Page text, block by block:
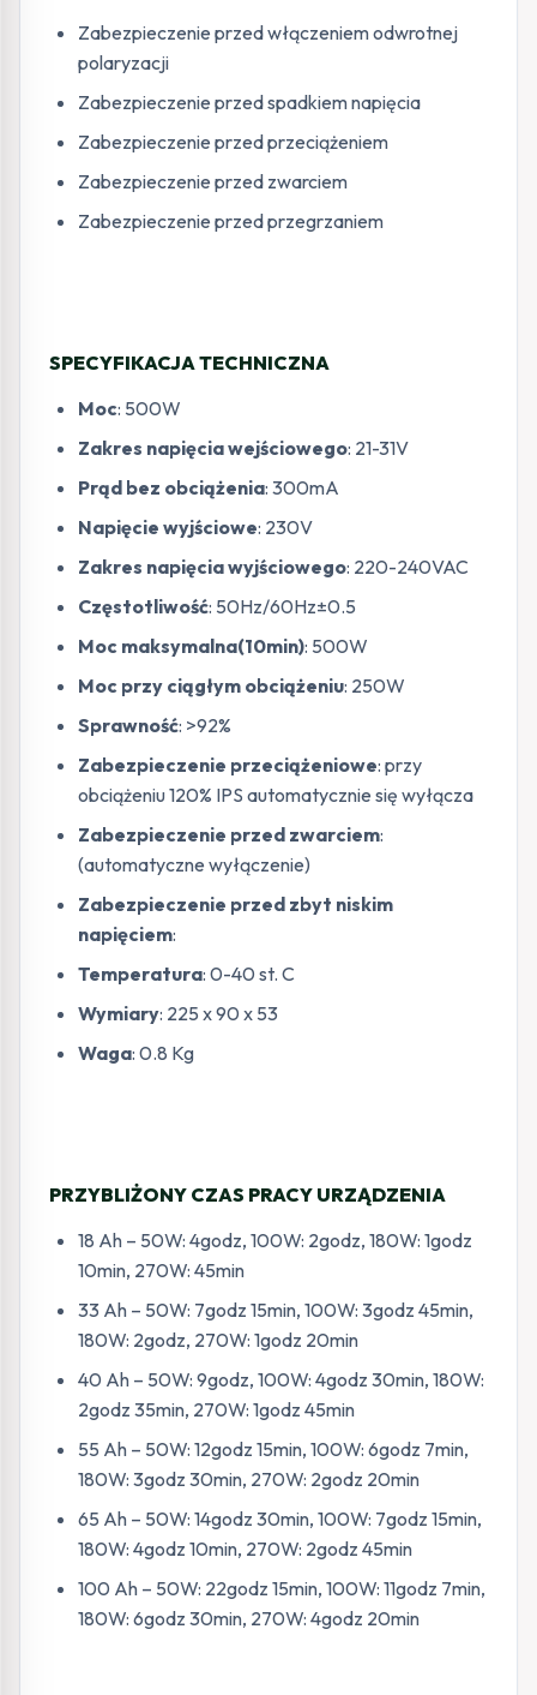
Zabezpieczenie przed włączeniem odwrotnej
polaryzacji
Zabezpieczenie przed spadkiem napięcia
Zabezpieczenie przed przeciążeniem
Zabezpieczenie przed zwarciem
Zabezpieczenie przed przegrzaniem
SPECYFIKACJA TECHNICZNA
Moc: 500W
Zakres napięcia wejściowego: 21-31V
Prąd bez obciążenia: 300mA
Napięcie wyjściowe: 230V
Zakres napięcia wyjściowego: 220-240VAC
Częstotliwość: 50Hz/60Hz±0.5
Moc maksymalna(10min): 500W
Moc przy ciągłym obciążeniu: 250W
Sprawność: >92%
Zabezpieczenie przeciążeniowe: przy
obciążeniu 120% IPS automatycznie się wyłącza
Zabezpieczenie przed zwarciem:
(automatyczne wyłączenie)
Zabezpieczenie przed zbyt niskim
napięciem:
Temperatura: 0-40 st. C
Wymiary: 225 x 90 x 53
Waga: 0.8 Kg
PRZYBLIŻONY CZAS PRACY URZĄDZENIA
18 Ah – 50W: 4godz, 100W: 2godz, 180W: 1godz
10min, 270W: 45min
33 Ah – 50W: 7godz 15min, 100W: 3godz 45min,
180W: 2godz, 270W: 1godz 20min
40 Ah – 50W: 9godz, 100W: 4godz 30min, 180W:
2godz 35min, 270W: 1godz 45min
55 Ah – 50W: 12godz 15min, 100W: 6godz 7min,
180W: 3godz 30min, 270W: 2godz 20min
65 Ah – 50W: 14godz 30min, 100W: 7godz 15min,
180W: 4godz 10min, 270W: 2godz 45min
100 Ah – 50W: 22godz 15min, 100W: 11godz 7min,
180W: 6godz 30min, 270W: 4godz 20min